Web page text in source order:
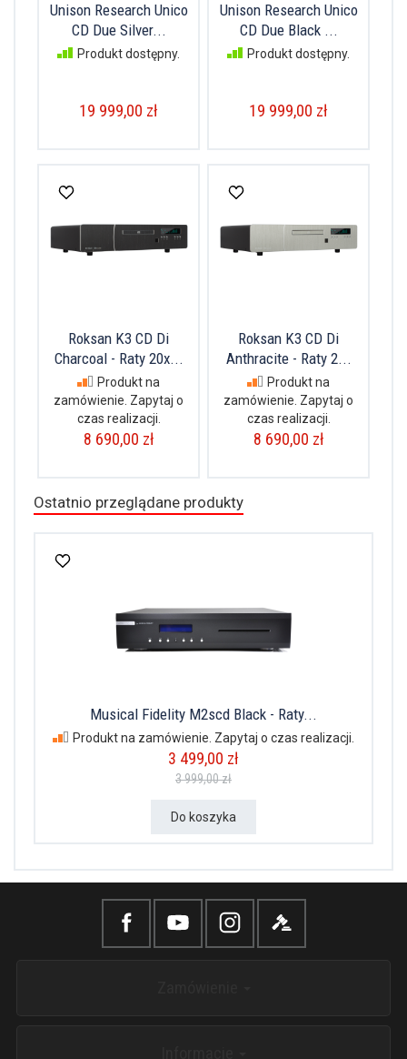
Unison Research Unico
CD Due Silver...
Produkt dostępny.
19 999,00 zł
Unison Research Unico
CD Due Black ...
Produkt dostępny.
19 999,00 zł
Roksan K3 CD Di
Charcoal - Raty 20x...
Produkt na
zamówienie. Zapytaj o
czas realizacji.
8 690,00 zł
Roksan K3 CD Di
Anthracite - Raty 2...
Produkt na
zamówienie. Zapytaj o
czas realizacji.
8 690,00 zł
Ostatnio przeglądane produkty
Musical Fidelity M2scd Black - Raty...
Produkt na zamówienie. Zapytaj o czas realizacji.
3 499,00 zł
3 999,00 zł
Do koszyka